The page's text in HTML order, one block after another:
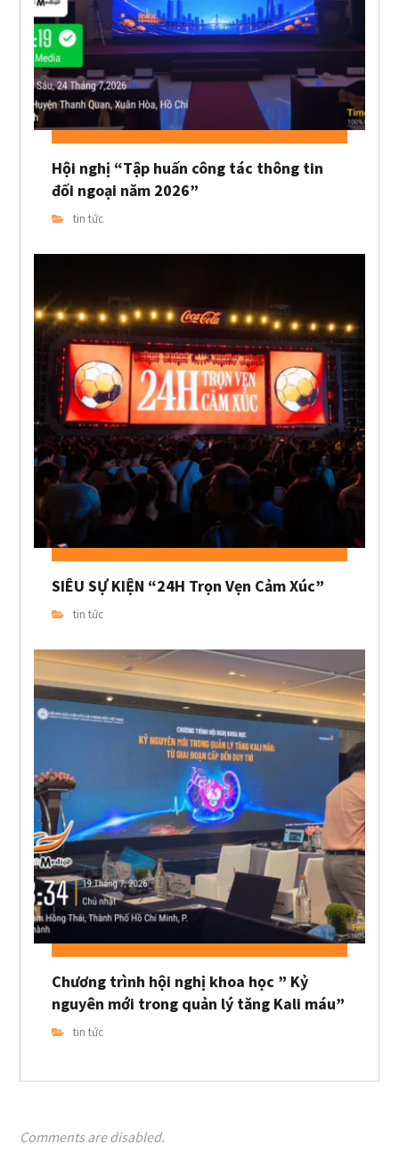
Hội nghị “Tập huấn công tác thông tin
đối ngoại năm 2026”
tin tức
SIÊU SỰ KIỆN “24H Trọn Vẹn Cảm Xúc”
tin tức
Chương trình hội nghị khoa học ” Kỷ
nguyên mới trong quản lý tăng Kali máu”
tin tức
Comments are disabled.